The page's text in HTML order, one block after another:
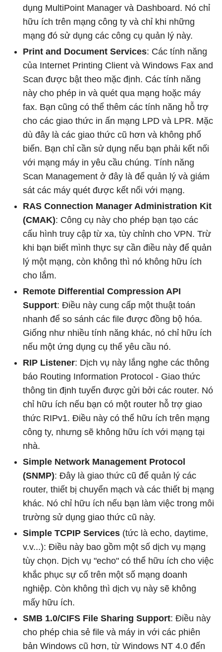
dụng MultiPoint Manager và Dashboard. Nó chỉ
hữu ích trên mạng công ty và chỉ khi những
mạng đó sử dụng các công cụ quản lý này.
Print and Document Services: Các tính năng
của Internet Printing Client và Windows Fax and
Scan được bật theo mặc định. Các tính năng
này cho phép in và quét qua mạng hoặc máy
fax. Bạn cũng có thể thêm các tính năng hỗ trợ
cho các giao thức in ấn mạng LPD và LPR. Mặc
dù đây là các giao thức cũ hơn và không phổ
biến. Bạn chỉ cần sử dụng nếu bạn phải kết nối
với mạng máy in yêu cầu chúng. Tính năng
Scan Management ở đây là để quản lý và giám
sát các máy quét được kết nối với mạng.
RAS Connection Manager Administration Kit
(CMAK): Công cụ này cho phép bạn tạo các
cấu hình truy cập từ xa, tùy chỉnh cho VPN. Trừ
khi bạn biết mình thực sự cần điều này để quản
lý một mạng, còn không thì nó không hữu ích
cho lắm.
Remote Differential Compression API
Support: Điều này cung cấp một thuật toán
nhanh để so sánh các file được đồng bộ hóa.
Giống như nhiều tính năng khác, nó chỉ hữu ích
nếu một ứng dụng cụ thể yêu cầu nó.
RIP Listener: Dịch vụ này lắng nghe các thông
báo Routing Information Protocol - Giao thức
thông tin định tuyến được gửi bởi các router. Nó
chỉ hữu ích nếu bạn có một router hỗ trợ giao
thức RIPv1. Điều này có thể hữu ích trên mạng
công ty, nhưng sẽ không hữu ích với mạng tại
nhà.
Simple Network Management Protocol
(SNMP): Đây là giao thức cũ để quản lý các
router, thiết bị chuyển mạch và các thiết bị mạng
khác. Nó chỉ hữu ích nếu bạn làm việc trong môi
trường sử dụng giao thức cũ này.
Simple TCPIP Services (tức là echo, daytime,
v.v...): Điều này bao gồm một số dịch vụ mạng
tùy chọn. Dịch vụ "echo" có thể hữu ích cho việc
khắc phục sự cố trên một số mạng doanh
nghiệp. Còn không thì dịch vụ này sẽ không
mấy hữu ích.
SMB 1.0/CIFS File Sharing Support: Điều này
cho phép chia sẻ file và máy in với các phiên
bản Windows cũ hơn, từ Windows NT 4.0 đến